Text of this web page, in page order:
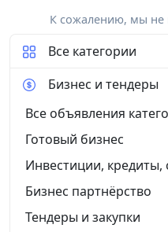
К сожалению, мы не
Все категории
Бизнес и тендеры
Все объявления
Готовый бизнес
Инвестиции, кредиты,
Бизнес партнёрство
Тендеры и закупки